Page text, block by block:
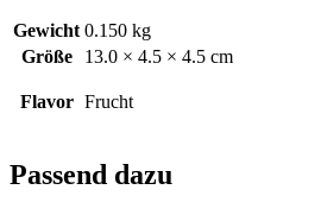
Gewicht 0.150 kg
Größe
13.0 × 4.5 × 4.5 cm
Flavor Frucht
Passend dazu